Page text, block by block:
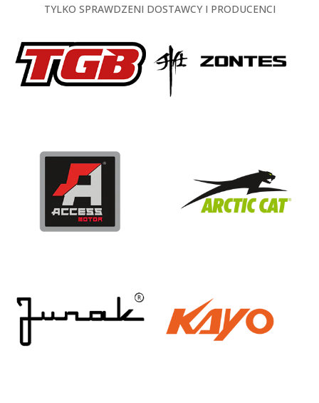
TYLKO SPRAWDZENI DOSTAWCY I PRODUCENCI